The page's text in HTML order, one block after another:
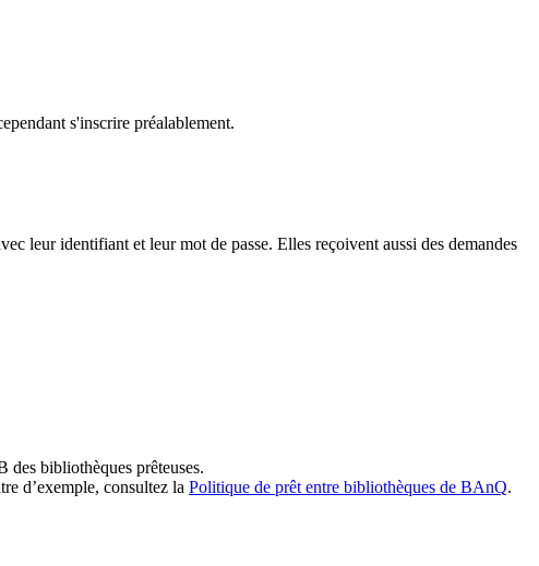
s'inscrire préalablement.
leur identifiant et leur mot de passe. Elles reçoivent aussi des demandes
des bibliothèques prêteuses.
d’exemple, consultez la Politique de prêt entre bibliothèques de BAnQ.